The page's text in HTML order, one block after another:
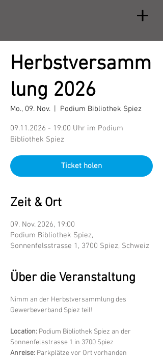
Herbstversamm
lung 2026
Mo., 09. Nov.
  |
Podium Bibliothek Spiez
09.11.2026 - 19:00 Uhr im Podium
Bibliothek Spiez
Ticket holen
Zeit & Ort
09. Nov. 2026, 19:00
Podium Bibliothek Spiez,
Sonnenfelsstrasse 1, 3700 Spiez, Schweiz
Über die Veranstaltung
Nimm an der Herbstversammlung des
Gewerbeverband Spiez teil!
Location: Podium Bibliothek Spiez an der
Sonnenfelsstrasse 1 in 3700 Spiez
Anreise: Parkplätze vor Ort vorhanden